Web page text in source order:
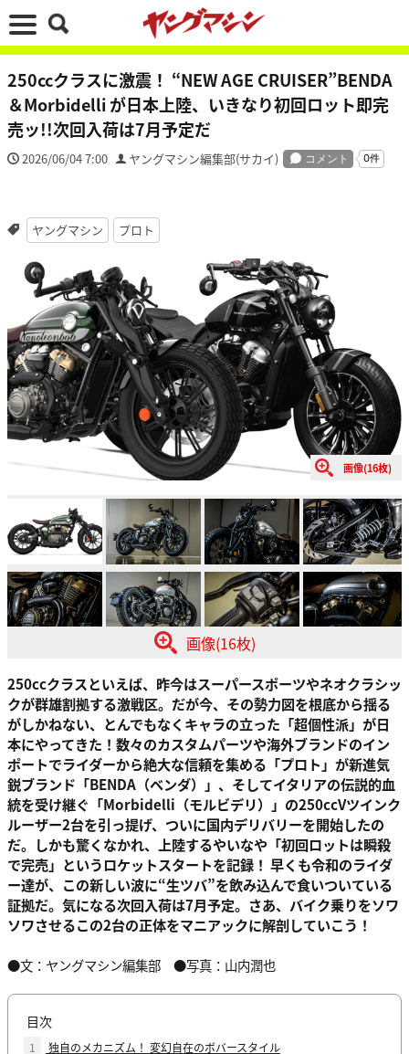
250ccクラスに激震！ “NEW AGE CRUISER”BENDA
＆Morbidelli が日本上陸、いきなり初回ロット即完
売ッ!!次回入荷は7月予定だ
2026/06/04 7:00 ヤングマシン編集部(サカイ)
ヤングマシン プロト
画像(16枚)
画像(16枚)
250ccクラスといえば、昨今はスーパースポーツやネオクラシッ
クが群雄割拠する激戦区。だが今、その勢力図を根底から揺る
がしかねない、とんでもなくキャラの立った「超個性派」が日
本にやってきた！数々のカスタムパーツや海外ブランドのイン
ポートでライダーから絶大な信頼を集める「プロト」が新進気
鋭ブランド「BENDA（ベンダ）」 、そしてイタリアの伝説的血
統を受け継ぐ 「Morbidelli（モルビデリ）」の250ccVツインク
ルーザー2台を引っ提げ、ついに国内デリバリーを開始したの
だ。しかも驚くなかれ、上陸するやいなや「初回ロットは瞬殺
で完売」というロケットスタートを記録！ 早くも令和のライダ
ー達が、この新しい波に“生ツバ”を飲み込んで食いついている
証拠だ。気になる次回入荷は7月予定。さあ、バイク乗りをソワ
ソワさせるこの2台の正体をマニアックに解剖していこう！
●文：ヤングマシン編集部 ●写真：山内潤也
目次
1
独自のメカニズム！ 変幻自在のボバースタイル